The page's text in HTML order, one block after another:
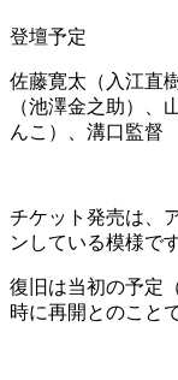
登壇予定
佐藤寛太（入江直
（池澤金之助）、
んこ）、溝口監督
チケット発売は、
ンしている模様です
復旧は当初の予定
時に再開とのこと